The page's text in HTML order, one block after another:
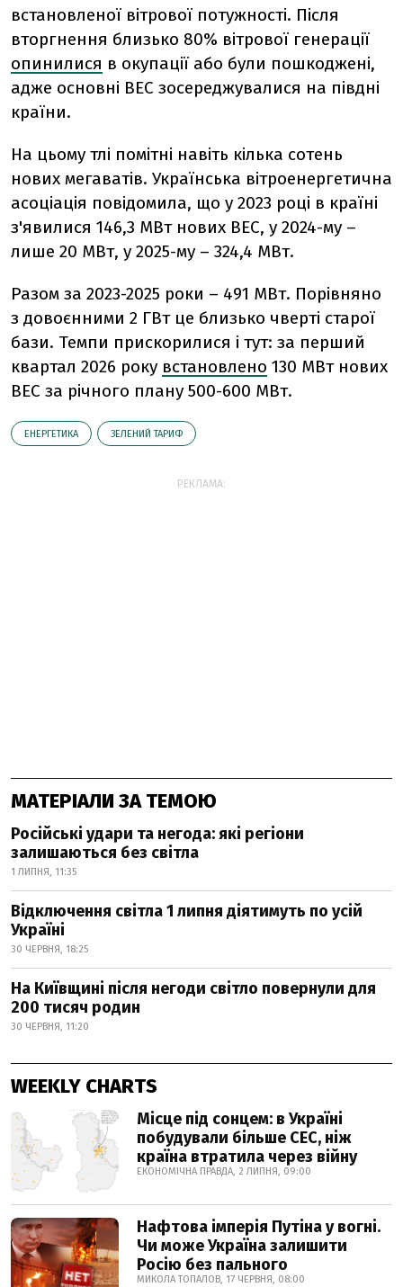
встановленої вітрової потужності. Після
вторгнення близько 80% вітрової генерації
опинилися в окупації або були пошкоджені,
адже основні ВЕС зосереджувалися на півдні
країни.
На цьому тлі помітні навіть кілька сотень
нових мегаватів. Українська вітроенергетична
асоціація повідомила, що у 2023 році в країні
з'явилися 146,3 МВт нових ВЕС, у 2024-му –
лише 20 МВт, у 2025-му – 324,4 МВт.
Разом за 2023-2025 роки – 491 МВт. Порівняно
з довоєнними 2 ГВт це близько чверті старої
бази. Темпи прискорилися і тут: за перший
квартал 2026 року встановлено 130 МВт нових
ВЕС за річного плану 500-600 МВт.
ЕНЕРГЕТИКА ЗЕЛЕНИЙ ТАРИФ
РЕКЛАМА:
МАТЕРІАЛИ ЗА ТЕМОЮ
Російські удари та негода: які регіони
залишаються без світла
1 ЛИПНЯ, 11:35
Відключення світла 1 липня діятимуть по усій
Україні
30 ЧЕРВНЯ, 18:25
На Київщині після негоди світло повернули для
200 тисяч родин
30 ЧЕРВНЯ, 11:20
WEEKLY CHARTS
Місце під сонцем: в Україні
побудували більше СЕС, ніж
країна втратила через війну
ЕКОНОМІЧНА ПРАВДА, 2 ЛИПНЯ, 09:00
Нафтова імперія Путіна у вогні.
Чи може Україна залишити
Росію без пального
МИКОЛА ТОПАЛОВ, 17 ЧЕРВНЯ, 08:00